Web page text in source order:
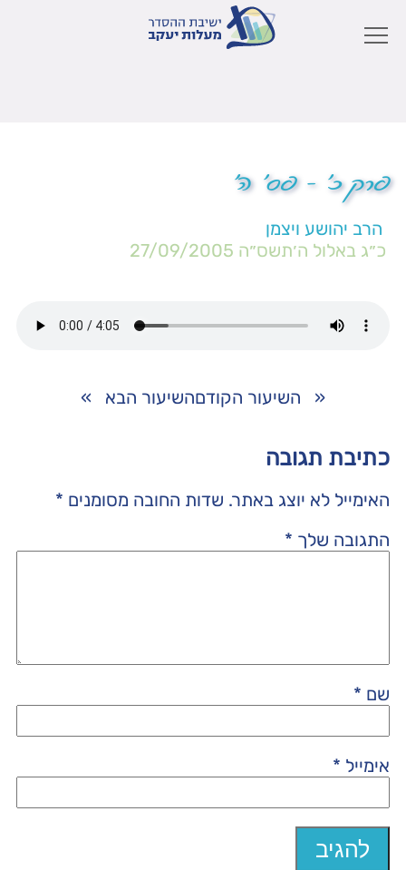
פרק כ' – פס' ה'
הרב יהושע ויצמן
כ״ג באלול ה׳תשס״ה 27/09/2005
« השיעור הקודםהשיעור הבא »
כתיבת תגובה
האימייל לא יוצג באתר. שדות החובה מסומנים *
התגובה שלך *
שם *
אימייל *